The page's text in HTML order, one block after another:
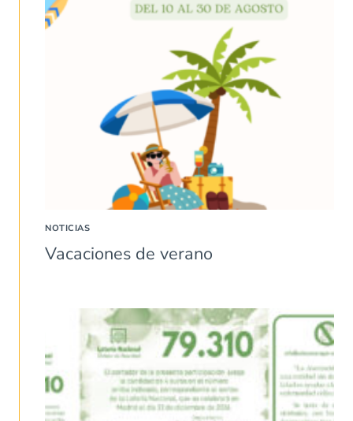
NOTICIAS
Vacaciones de verano